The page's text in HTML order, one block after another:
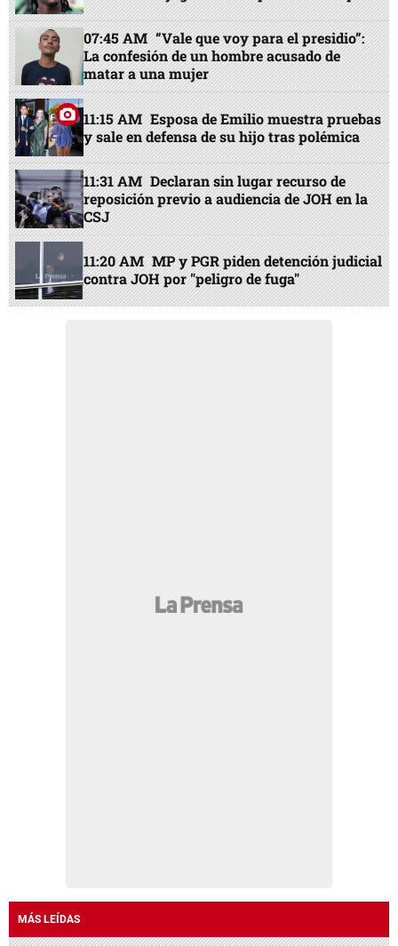
07:45 AM “Vale que voy para el presidio”:
La confesión de un hombre acusado de
matar a una mujer
11:15 AM Esposa de Emilio muestra pruebas
y sale en defensa de su hijo tras polémica
11:31 AM Declaran sin lugar recurso de
reposición previo a audiencia de JOH en la
CSJ
11:20 AM MP y PGR piden detención judicial
contra JOH por "peligro de fuga"
MÁS LEÍDAS